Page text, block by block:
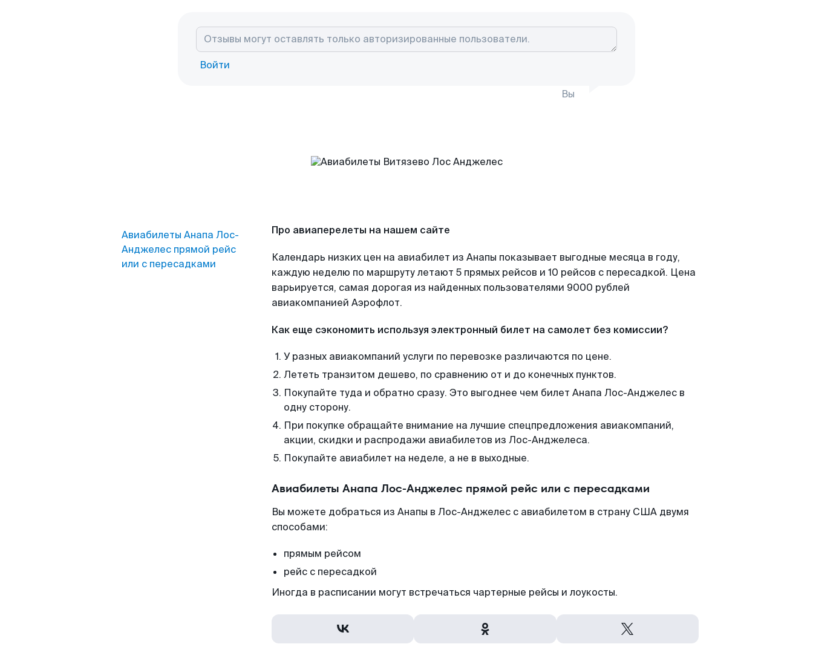
Войти
Вы
Авиабилеты Анапа Лос-
Анджелес прямой рейс
или с пересадками
Про авиаперелеты на нашем сайте
Календарь низких цен на авиабилет из Анапы показывает выгодные месяца в году,
каждую неделю по маршруту летают 5 прямых рейсов и 10 рейсов с пересадкой. Цена
варьируется, самая дорогая из найденных пользователями 9000 рублей
авиакомпанией Аэрофлот.
Как еще сэкономить используя электронный билет на самолет без комиссии?
У разных авиакомпаний услуги по перевозке различаются по цене.
Лететь транзитом дешево, по сравнению от и до конечных пунктов.
Покупайте туда и обратно сразу. Это выгоднее чем билет Анапа Лос-Анджелес в
одну сторону.
При покупке обращайте внимание на лучшие спецпредложения авиакомпаний,
акции, скидки и распродажи авиабилетов из Лос-Анджелеса.
Покупайте авиабилет на неделе, а не в выходные.
Авиабилеты Анапа Лос-Анджелес прямой рейс или с пересадками
Вы можете добраться из Анапы в Лос-Анджелес с авиабилетом в страну США двумя
способами:
прямым рейсом
рейс с пересадкой
Иногда в расписании могут встречаться чартерные рейсы и лоукосты.